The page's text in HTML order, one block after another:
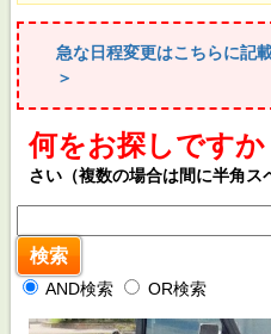
急な日程変更はこちらに記
＞
何をお探しですか
さい（複数の場合は間に半角ス
AND検索 OR検索